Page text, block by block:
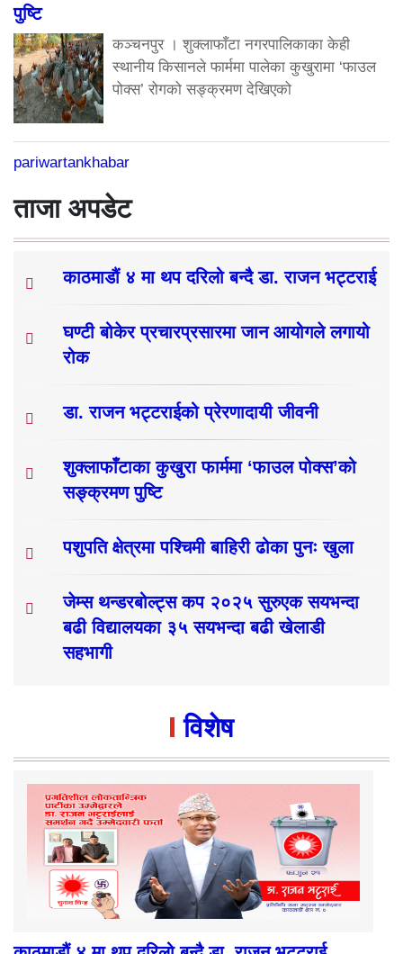
पुष्टि
कञ्चनपुर । शुक्लाफाँटा नगरपालिकाका केही
स्थानीय किसानले फार्ममा पालेका कुखुरामा ‘फाउल
पोक्स’ रोगको सङ्क्रमण देखिएको
pariwartankhabar
ताजा अपडेट
काठमाडौं ४ मा थप दरिलो बन्दै डा. राजन भट्टराई
घण्टी बोकेर प्रचारप्रसारमा जान आयोगले लगायो
रोक
डा. राजन भट्टराईको प्रेरणादायी जीवनी
शुक्लाफाँटाका कुखुरा फार्ममा ‘फाउल पोक्स’को
सङ्क्रमण पुष्टि
पशुपति क्षेत्रमा पश्चिमी बाहिरी ढोका पुनः खुला
जेम्स थन्डरबोल्ट्स कप २०२५ सुरुएक सयभन्दा
बढी विद्यालयका ३५ सयभन्दा बढी खेलाडी
सहभागी
विशेष